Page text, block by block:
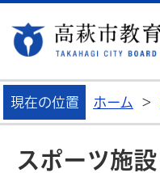
現在の位置 ホーム >
スポーツ施設